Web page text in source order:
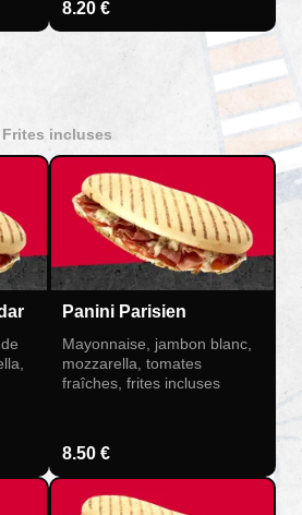
8.20 €
Frites incluses
Panini Parisien
Mayonnaise, jambon blanc,
mozzarella, tomates
fraîches, frites incluses
8.50 €